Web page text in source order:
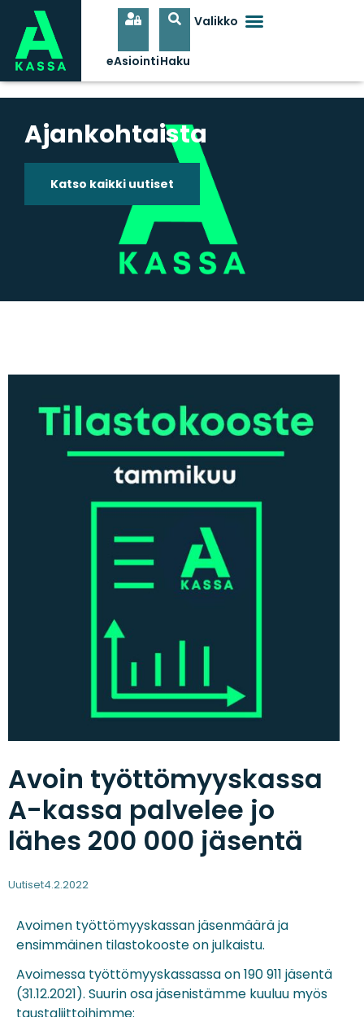
Ajankohtaista
Katso kaikki uutiset
Avoin työttömyyskassa
A-kassa palvelee jo
lähes 200 000 jäsentä
Uutiset4.2.2022
Avoimen työttömyyskassan jäsenmäärä ja
ensimmäinen tilastokooste on julkaistu.
Avoimessa työttömyyskassassa on 190 911 jäsentä
(31.12.2021). Suurin osa jäsenistämme kuuluu myös